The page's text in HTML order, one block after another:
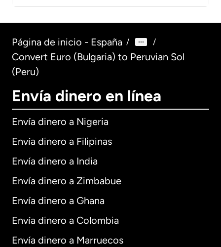
Página de inicio - España / /
Convert Euro (Bulgaria) to Peruvian Sol
(Peru)
Envía dinero en línea
Envía dinero a Nigeria
Envía dinero a Filipinas
Envía dinero a India
Envía dinero a Zimbabue
Envía dinero a Ghana
Envía dinero a Colombia
Envía dinero a Marruecos